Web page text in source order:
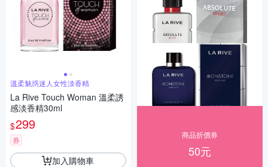
溫柔魅惑迷人女性淡香精
La Rive Touch Woman 溫柔誘
感淡香精30ml
$299
券
加入購物車
商品折價券
50元